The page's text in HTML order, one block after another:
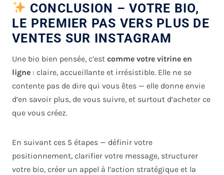
CONCLUSION – VOTRE BIO,
LE PREMIER PAS VERS PLUS DE
VENTES SUR INSTAGRAM
Une bio bien pensée, c’est comme votre vitrine en
ligne : claire, accueillante et irrésistible. Elle ne se
contente pas de dire qui vous êtes — elle donne envie
d’en savoir plus, de vous suivre, et surtout d’acheter ce
que vous créez.
En suivant ces 5 étapes — définir votre
positionnement, clarifier votre message, structurer
votre bio, créer un appel à l’action stratégique et la